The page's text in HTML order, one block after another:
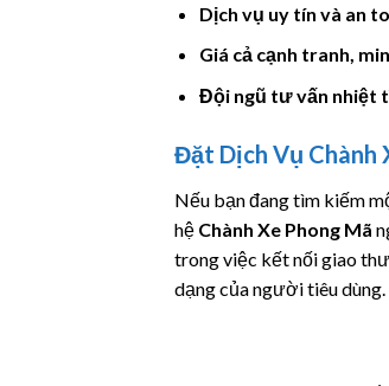
Dịch vụ uy tín và an
Giá cả cạnh tranh,
Đội ngũ tư vấn nhiệt
Đặt Dịch Vụ Chành
Nếu bạn đang tìm kiếm
hệ Chành Xe Phong Mã
trong việc kết nối giao
dạng của người tiêu dùng.